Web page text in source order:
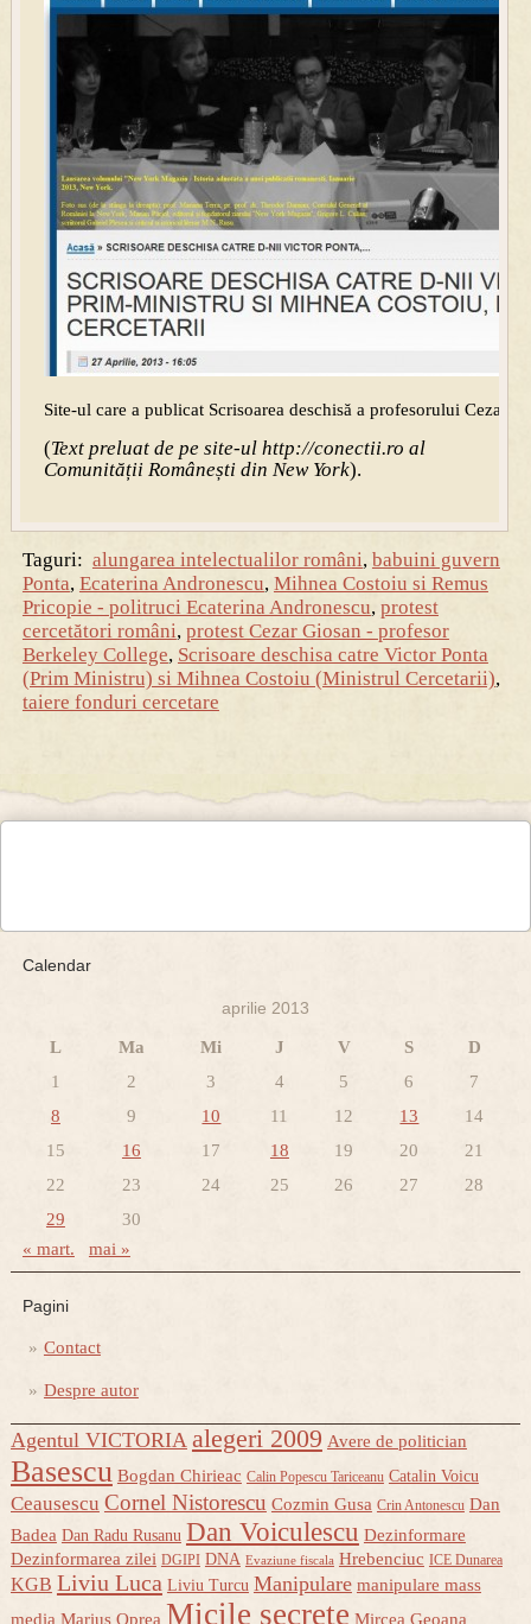
Site-ul care a publicat Scrisoarea deschisă a profesorului Cezar
(Text preluat de pe site-ul http://conectii.ro al
Comunității Românești din New York).
Taguri: alungarea intelectualilor români, babuini guvern
Ponta, Ecaterina Andronescu, Mihnea Costoiu si Remus
Pricopie - politruci Ecaterina Andronescu, protest
cercetători români, protest Cezar Giosan - profesor
Berkeley College, Scrisoare deschisa catre Victor Ponta
(Prim Ministru) si Mihnea Costoiu (Ministrul Cercetarii),
taiere fonduri cercetare
Calendar
aprilie 2013
L Ma Mi J V S
D
1
2 3 4 5 6
7
8
9 10 11 12 13
14
15
16 17 18 19 20
21
22
23 24 25 26 27
28
29
30
« mart. mai »
Pagini
Contact
Despre autor
Agentul VICTORIA alegeri 2009 Avere de politician
Basescu Bogdan Chirieac Calin Popescu Tariceanu Catalin Voicu
Ceausescu Cornel Nistorescu Cozmin Gusa Crin Antonescu Dan
Badea Dan Radu Rusanu Dan Voiculescu Dezinformare
Dezinformarea zilei DGIPI DNA Evaziune fiscala Hrebenciuc ICE Dunarea
KGB Liviu Luca Liviu Turcu Manipulare manipulare mass
media Marius Oprea Micile secrete Mircea Geoana